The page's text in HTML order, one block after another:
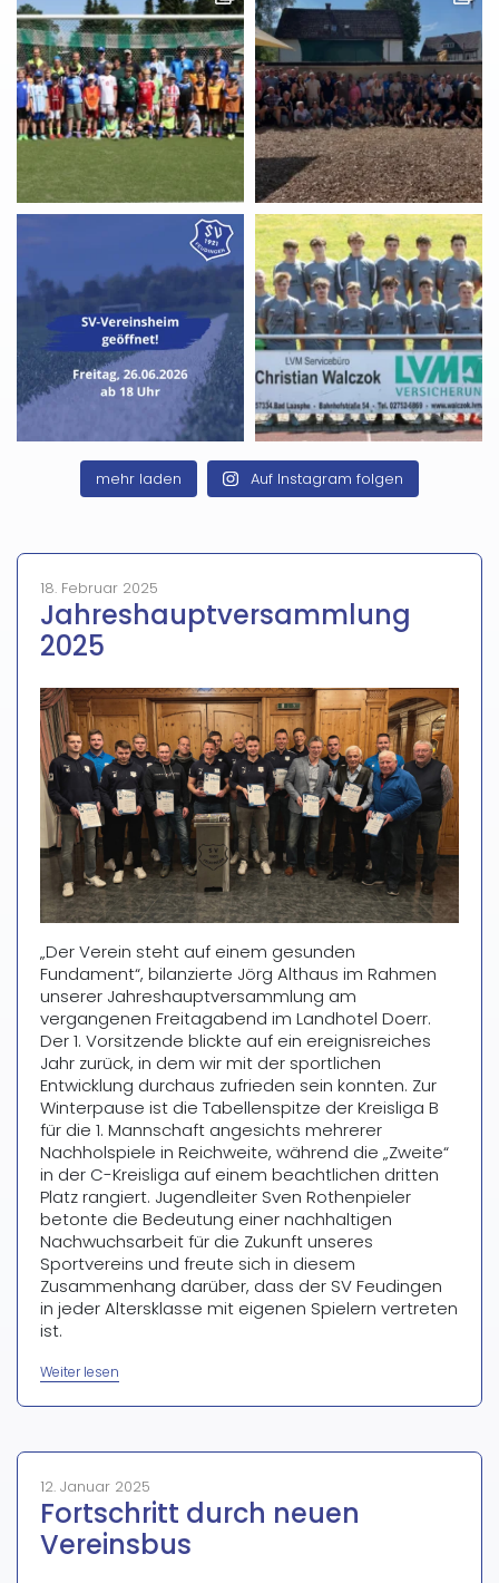
mehr laden Auf Instagram folgen
18. Februar 2025
Jahreshauptversammlung
2025
„Der Verein steht auf einem gesunden
Fundament“, bilanzierte Jörg Althaus im Rahmen
unserer Jahreshauptversammlung am
vergangenen Freitagabend im Landhotel Doerr.
Der 1. Vorsitzende blickte auf ein ereignisreiches
Jahr zurück, in dem wir mit der sportlichen
Entwicklung durchaus zufrieden sein konnten. Zur
Winterpause ist die Tabellenspitze der Kreisliga B
für die 1. Mannschaft angesichts mehrerer
Nachholspiele in Reichweite, während die „Zweite“
in der C-Kreisliga auf einem beachtlichen dritten
Platz rangiert. Jugendleiter Sven Rothenpieler
betonte die Bedeutung einer nachhaltigen
Nachwuchsarbeit für die Zukunft unseres
Sportvereins und freute sich in diesem
Zusammenhang darüber, dass der SV Feudingen
in jeder Altersklasse mit eigenen Spielern vertreten
ist.
Weiter lesen
12. Januar 2025
Fortschritt durch neuen
Vereinsbus